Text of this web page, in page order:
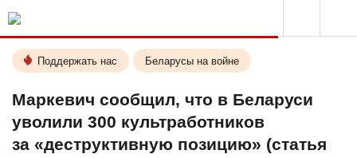
Поддержать нас Беларусы на войне
Маркевич сообщил, что в Беларуси
уволили 300 культработников
за «деструктивную позицию» (статья